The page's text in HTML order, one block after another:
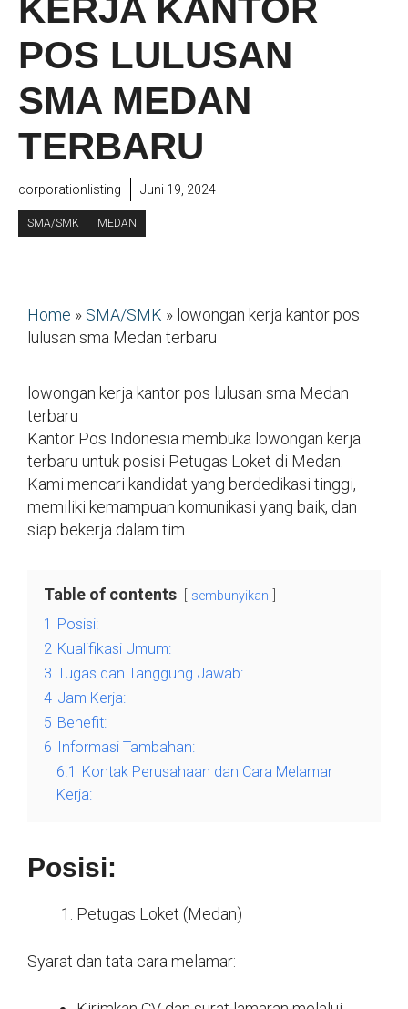
KERJA KANTOR
POS LULUSAN
SMA MEDAN
TERBARU
corporationlisting Juni 19, 2024
SMA/SMK MEDAN
Home » SMA/SMK » lowongan kerja kantor pos
lulusan sma Medan terbaru
lowongan kerja kantor pos lulusan sma Medan
terbaru
Kantor Pos Indonesia membuka lowongan kerja
terbaru untuk posisi Petugas Loket di Medan.
Kami mencari kandidat yang berdedikasi tinggi,
memiliki kemampuan komunikasi yang baik, dan
siap bekerja dalam tim.
Table of contents sembunyikan
1 Posisi:
2 Kualifikasi Umum:
3 Tugas dan Tanggung Jawab:
4 Jam Kerja:
5 Benefit:
6 Informasi Tambahan:
6.1 Kontak Perusahaan dan Cara Melamar
Kerja:
Posisi:
Petugas Loket (Medan)
Syarat dan tata cara melamar: